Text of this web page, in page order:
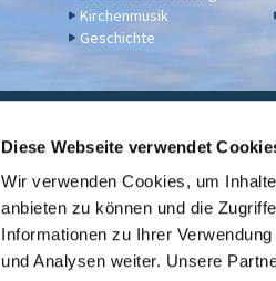
Diese Webseite verwendet
Wir verwenden Cookies, um
anbieten zu können und die
Informationen zu Ihrer
und Analysen weiter. Unsere
Kirchenmusik
Geschichte
Für Spenden u. a. - Bankverbindung: